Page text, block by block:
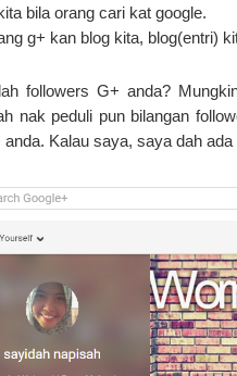
bila orang cari kat google.
g+ kan blog kita, blog(entri)
followers G+ anda?
nak peduli pun bilangan
Kalau saya, saya dah